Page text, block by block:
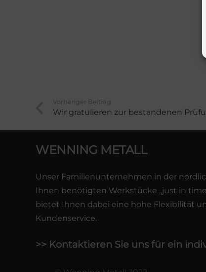
Vorheriger Beitrag
Wir gratulieren zur bestandenen
WENNING METALL
Unser Familienunternehmen in der
Ihnen benötigten Werkstücke „just in
bietet Ihnen dabei eine hohe Flexibilität
Kundenservice.
>> Kontaktieren Sie uns für ein